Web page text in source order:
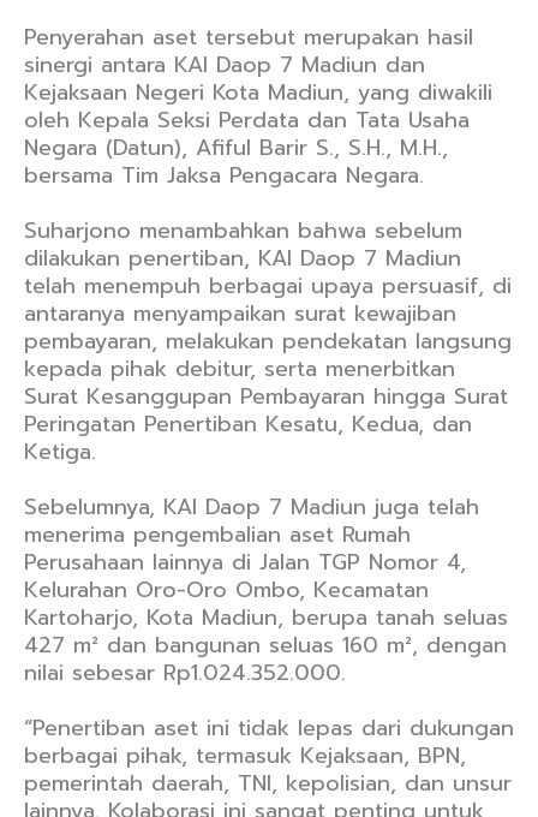
Penyerahan aset tersebut merupakan hasil
sinergi antara KAI Daop 7 Madiun dan
Kejaksaan Negeri Kota Madiun, yang diwakili
oleh Kepala Seksi Perdata dan Tata Usaha
Negara (Datun), Afiful Barir S., S.H., M.H.,
bersama Tim Jaksa Pengacara Negara.
Suharjono menambahkan bahwa sebelum
dilakukan penertiban, KAI Daop 7 Madiun
telah menempuh berbagai upaya persuasif, di
antaranya menyampaikan surat kewajiban
pembayaran, melakukan pendekatan langsung
kepada pihak debitur, serta menerbitkan
Surat Kesanggupan Pembayaran hingga Surat
Peringatan Penertiban Kesatu, Kedua, dan
Ketiga.
Sebelumnya, KAI Daop 7 Madiun juga telah
menerima pengembalian aset Rumah
Perusahaan lainnya di Jalan TGP Nomor 4,
Kelurahan Oro-Oro Ombo, Kecamatan
Kartoharjo, Kota Madiun, berupa tanah seluas
427 m² dan bangunan seluas 160 m², dengan
nilai sebesar Rp1.024.352.000.
“Penertiban aset ini tidak lepas dari dukungan
berbagai pihak, termasuk Kejaksaan, BPN,
pemerintah daerah, TNI, kepolisian, dan unsur